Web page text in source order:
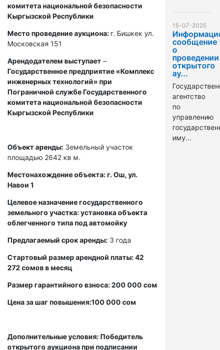
комитета национальной безопасности
Кыргызской Республики
Место проведение аукциона: г. Бишкек ул.
Московская 151
Арендодателем выступает –
Государственное предприятие «Комплекс
инженерных технологий» при
Пограничной службе Государственного
комитета национальной безопасности
Кыргызской Республики
Объект аренды: Земельный участок
площадью 2642 кв м.
Местонахождение объекта: г. Ош, ул.
Навои 1
Целевое назначение государственного
земельного участка: установка объекта
облегченного типа под автомойку
Предлагаемый срок аренды: 3 года
Стартовый размер арендной платы: 42
272 сомов в месяц
Размер гарантийного взноса: 200 000 сом
Цена за шаг повышения:100 000 сом
Дополнительные условия: Победитель
открытого аукциона при подписании
15-07-2025
сообщение
о
проведении
открытого
ау...
агентство
по
управлению
иму...